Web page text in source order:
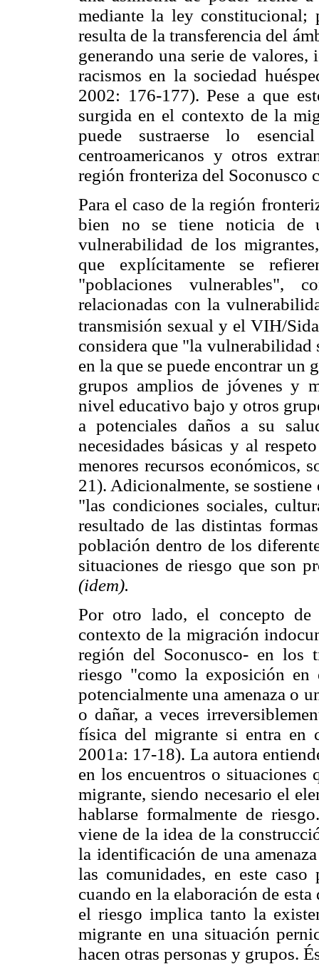
mediante la ley
resulta de la transferencia del
generando una serie de
racismos en la sociedad
2002: 176-177). Pese a que
surgida en el contexto de la
puede sustraerse lo
centroamericanos y otros
región fronteriza del Soconusco
Para el caso de la región
bien no se tiene noticia de
vulnerabilidad de los
que explícitamente se
"poblaciones vulnerables",
relacionadas con la
transmisión sexual y el VIH/
considera que "la vulnerabilidad
en la que se puede encontrar un
grupos amplios de jóvenes y
nivel educativo bajo y otros
a potenciales daños a su
necesidades básicas y al
menores recursos económicos,
21). Adicionalmente, se
"las condiciones sociales,
resultado de las distintas
población dentro de los
situaciones de riesgo que son
(idem).
Por otro lado, el concepto de
contexto de la migración
región del Soconusco- en los
riesgo "como la exposición en
potencialmente una amenaza o
o dañar, a veces
física del migrante si entra en
2001a: 17-18). La autora
en los encuentros o situaciones
migrante, siendo necesario el
hablarse formalmente de
viene de la idea de la
la identificación de una
las comunidades, en este
cuando en la elaboración de
el riesgo implica tanto la
migrante en una situación
hacen otras personas y grupos.